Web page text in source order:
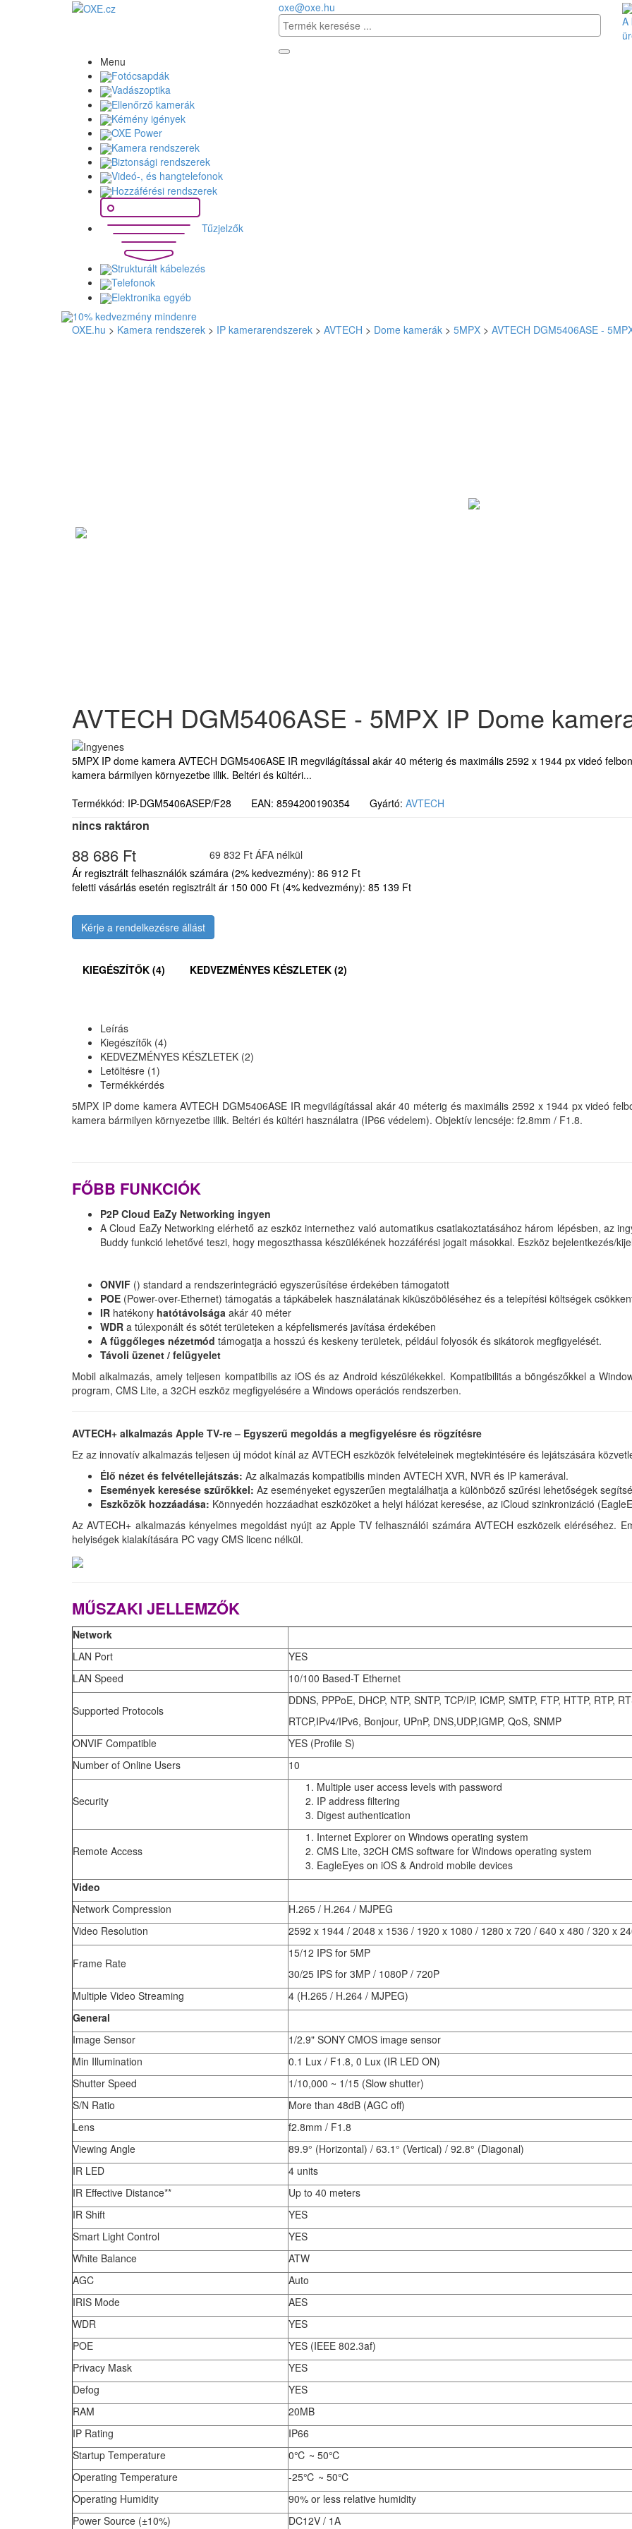
oxe@oxe.hu
A
Menu
Fotócsapdák
Vadászoptika
Ellenőrző kamerák
Kémény igények
OXE Power
Kamera rendszerek
Biztonsági rendszerek
Videó-, és hangtelefonok
Hozzáférési rendszerek
Tűzjelzők
Strukturált kábelezés
Telefonok
Elektronika egyéb
OXE.hu > Kamera rendszerek > IP kamerarendszerek > AVTECH > Dome kamerák > 5MPX > AVTECH DGM5406ASE -
AVTECH DGM5406ASE - 5MPX IP Dome
5MPX IP dome kamera AVTECH DGM5406ASE IR megvilágítással akár 40 méterig és maximális 2592 x 1944 px videó
kamera bármilyen környezetbe illik. Beltéri és kültéri...
Termékkód: IP-DGM5406ASEP/F28 EAN: 8594200190354 Gyártó: AVTECH
nincs raktáron
88 686 Ft
69 832 Ft ÁFA nélkül
Ár regisztrált felhasználók számára (2% kedvezmény): 86 912 Ft
feletti vásárlás esetén regisztrált ár 150 000 Ft (4% kedvezmény): 85 139 Ft
Kérje a rendelkezésre állást
KIEGÉSZÍTŐK (4) KEDVEZMÉNYES KÉSZLETEK (2)
Leírás
Kiegészítők (4)
KEDVEZMÉNYES KÉSZLETEK (2)
Letöltésre (1)
Termékkérdés
5MPX IP dome kamera AVTECH DGM5406ASE IR megvilágítással akár 40 méterig és maximális 2592 x 1944 px videó
kamera bármilyen környezetbe illik. Beltéri és kültéri használatra (IP66 védelem). Objektív lencséje: f2.8mm / F1.8.
FŐBB FUNKCIÓK
P2P Cloud EaZy Networking ingyen
A Cloud EaZy Networking elérhető az eszköz internethez való automatikus csatlakoztatásához három lépésben, az
Buddy funkció lehetővé teszi, hogy megoszthassa készülékének hozzáférési jogait másokkal. Eszköz bejelentkezés/
ONVIF () standard a rendszerintegráció egyszerűsítése érdekében támogatott
POE (Power-over-Ethernet) támogatás a tápkábelek használatának kiküszöböléséhez és a telepítési költségek
IR hatékony hatótávolsága akár 40 méter
WDR a túlexponált és sötét területeken a képfelismerés javítása érdekében
A függőleges nézetmód támogatja a hosszú és keskeny területek, például folyosók és sikátorok megfigyelését.
Távoli üzenet / felügyelet
Mobil alkalmazás, amely teljesen kompatibilis az iOS és az Android készülékekkel. Kompatibilitás a böngészőkkel a
program, CMS Lite, a 32CH eszköz megfigyelésére a Windows operációs rendszerben.
AVTECH+ alkalmazás Apple TV-re – Egyszerű megoldás a megfigyelésre és rögzítésre
Ez az innovatív alkalmazás teljesen új módot kínál az AVTECH eszközök felvételeinek megtekintésére és lejátszására
Élő nézet és felvétellejátszás: Az alkalmazás kompatibilis minden AVTECH XVR, NVR és IP kamerával.
Események keresése szűrőkkel: Az eseményeket egyszerűen megtalálhatja a különböző szűrési lehetőségek
Eszközök hozzáadása: Könnyedén hozzáadhat eszközöket a helyi hálózat keresése, az iCloud szinkronizáció
Az AVTECH+ alkalmazás kényelmes megoldást nyújt az Apple TV felhasználói számára AVTECH eszközeik eléréséhez.
helyiségek kialakítására PC vagy CMS licenc nélkül.
MŰSZAKI JELLEMZŐK
Network
LAN Port
YES
LAN Speed
10/100 Based-T Ethernet
Supported Protocols
DDNS, PPPoE, DHCP, NTP, SNTP, TCP/IP, ICMP, SMTP, FTP, HTTP, RTP,
RTCP,IPv4/IPv6, Bonjour, UPnP, DNS,UDP,IGMP, QoS, SNMP
ONVIF Compatible
YES (Profile S)
Number of Online Users
10
Security
Multiple user access levels with password
IP address filtering
Digest authentication
Remote Access
Internet Explorer on Windows operating system
CMS Lite, 32CH CMS software for Windows operating system
EagleEyes on iOS & Android mobile devices
Video
Network Compression
H.265 / H.264 / MJPEG
Video Resolution
2592 x 1944 / 2048 x 1536 / 1920 x 1080 / 1280 x 720 / 640 x 480 / 320 x
Frame Rate
15/12 IPS for 5MP
30/25 IPS for 3MP / 1080P / 720P
Multiple Video Streaming
4 (H.265 / H.264 / MJPEG)
General
Image Sensor
1/2.9" SONY CMOS image sensor
Min Illumination
0.1 Lux / F1.8, 0 Lux (IR LED ON)
Shutter Speed
1/10,000 ~ 1/15 (Slow shutter)
S/N Ratio
More than 48dB (AGC off)
Lens
f2.8mm / F1.8
Viewing Angle
89.9° (Horizontal) / 63.1° (Vertical) / 92.8° (Diagonal)
IR LED
4 units
IR Effective Distance**
Up to 40 meters
IR Shift
YES
Smart Light Control
YES
White Balance
ATW
AGC
Auto
IRIS Mode
AES
WDR
YES
POE
YES (IEEE 802.3af)
Privacy Mask
YES
Defog
YES
RAM
20MB
IP Rating
IP66
Startup Temperature
0℃ ~ 50℃
Operating Temperature
-25℃ ~ 50℃
Operating Humidity
90% or less relative humidity
Power Source (±10%)
DC12V / 1A